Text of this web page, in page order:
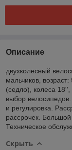
Описание
двухколесный
мальчиков,
(седло), колеса
выбор
и регулировка.
рассрочек. Большой
Техническое
Скрыть